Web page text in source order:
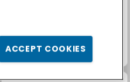
ACCEPT COOKIES